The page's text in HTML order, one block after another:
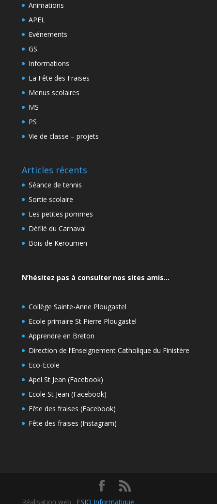
Animations
APEL
Evénements
GS
Informations
La Fête des Fraises
Menus scolaires
MS
PS
Vie de classe – projets
Articles récents
Séance de tennis
Sortie scolaire
Les petites pommes
Défilé du Carnaval
Bois de Keroumen
N’hésitez pas à consulter nos sites amis…
Collège Sainte-Anne Plougastel
Ecole primaire St Pierre Plougastel
Apprendre en Breton
Direction de l’Enseignement Catholique du Finistère
Eco-Ecole
Apel St Jean (Facebook)
Ecole St Jean (Facebook)
Fête des fraises (Facebook)
Fête des fraises (Instagram)
Réalisation web : ESIO Informatique